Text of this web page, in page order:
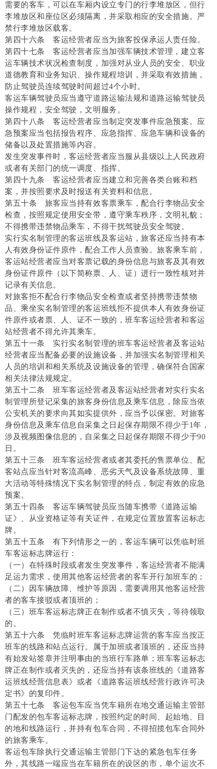
需要的客车，可以在车厢内设立专门的行李堆放区，但行
李堆放区和座位区必须隔离，并采取相应的安全措施。严
禁行李堆放区载客。
第四十六条 客运经营者应当为旅客投保承运人责任险。
第四十七条 客运经营者应当加强车辆技术管理，建立客
运车辆技术状况检查制度，加强对从业人员的安全、职业
道德教育和业务知识、操作规程培训，并采取有效措施，
防止驾驶员连续驾驶时间超过4个小时。
客运车辆驾驶员应当遵守道路运输法规和道路运输驾驶员
操作规程，安全驾驶，文明服务。
第四十八条 客运经营者应当制定突发事件应急预案。应
急预案应当包括报告程序、应急指挥、应急车辆和设备的
储备以及处置措施等内容。
发生突发事件时，客运经营者应当服从县级以上人民政府
或者有关部门的统一调度、指挥。
第四十九条 客运经营者应当建立和完善各类台账和档
案，并按照要求及时报送有关资料和信息。
第五十条 旅客应当持有效客票乘车，配合行李物品安全
检查，按照规定使用安全带，遵守乘车秩序，文明礼貌；
不得携带违禁物品乘车，不得干扰驾驶员安全驾驶。
实行实名制管理的客运班线及客运站，旅客还应当持有本
人有效身份证件原件，配合工作人员查验。旅客乘车前，
客运站经营者应当对客票记载的身份信息与旅客及其有效
身份证件原件（以下简称票、人、证）进行一致性核对并
记录有关信息。
对旅客拒不配合行李物品安全检查或者坚持携带违禁物
品、乘坐实名制管理的客运班线拒不提供本人有效身份证
件原件或者票、人、证不一致的，班车客运经营者和客运
站经营者不得允许其乘车。
第五十一条 实行实名制管理的班车客运经营者及客运站
经营者应当配备必要的设施设备，并加强实名制管理相关
人员的培训和相关系统及设施设备的管理，确保符合国家
相关法律法规规定。
第五十二条 班车客运经营者及客运站经营者对实行实名
制管理所登记采集的旅客身份信息及乘车信息，除应当依
公安机关的要求向其如实提供外，应当予以保密。对旅客
身份信息及乘车信息自采集之日起保存期限不得少于1年，
涉及视频图像信息的，自采集之日起保存期限不得少于90
日。
第五十三条 班车客运经营者或者其委托的售票单位、配
客站点应当针对客流高峰、恶劣天气及设备系统故障、重
大活动等特殊情况下实名制管理的特点，制定有效的应急
预案。
第五十四条 客运车辆驾驶员应当随车携带《道路运输
证》、从业资格证等有关证件，在规定位置放置客运标志
牌。
第五十五条 有下列情形之一的，客运车辆可以凭临时班
车客运标志牌运行：
（一）在特殊时段或者发生突发事件，客运经营者不能满
足运力需求，使用其他客运经营者的客车开行加班车的；
（二）因车辆故障、维护等原因，需要调用其他客运经营
者的客车接驳或者顶班的；
（三）班车客运标志牌正在制作或者不慎灭失，等待领取
的。
第五十六条 凭临时班车客运标志牌运营的客车应当按正
班车的线路和站点运行。属于加班或者顶班的，还应当持
有始发站签章并注明事由的当班行车路单；班车客运标志
牌正在制作或者灭失的，还应当持有该条班线的《道路客
运班线经营信息表》或者《道路客运班线经营行政许可决
定书》的复印件。
第五十七条 客运包车应当凭车籍所在地交通运输主管部
门配发的包车客运标志牌，按照约定的时间、起始地、目
的地和线路运行，并持有包车合同，不得招揽包车合同外
的旅客乘车。
客运包车除执行交通运输主管部门下达的紧急包车任务
外，其线路一端应当在车籍所在的设区的市，单个运次不